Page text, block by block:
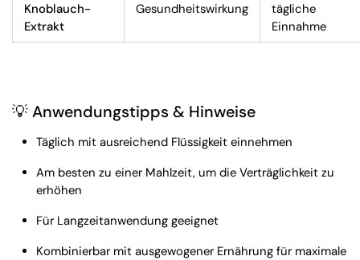
Knoblauch-
Extrakt
Gesundheitswirkung
tägliche
Einnahme
💡 Anwendungstipps & Hinweise
Täglich mit ausreichend Flüssigkeit einnehmen
Am besten zu einer Mahlzeit, um die Verträglichkeit zu
erhöhen
Für Langzeitanwendung geeignet
Kombinierbar mit ausgewogener Ernährung für maximale